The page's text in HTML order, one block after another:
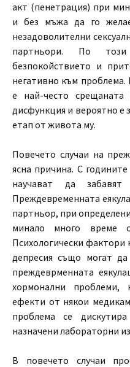
акт (пенетрация) при
и без мъжа да го
незадоволителни
партньори. По
безпокойствието и
негативно към
е най-често
дисфункция и вероятно е
етап от живота му.
Повечето случаи на
ясна причина. С
научават да забавят
Преждевременната
партньор, при
минало много време
Психологически фактори
депресия също могат
преждеврменната
хормонални проблеми,
ефекти от някои
проблема се
назначени лабораторни
В повечето случаи